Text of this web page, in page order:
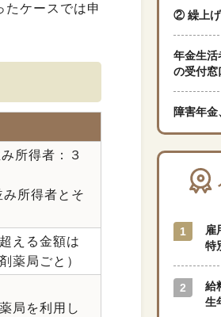
くらしすとにつ
協会事業案内
プライバシーポ
たケースでは申
所得者：３
み所得者とそ
える金額は
薬局ごと）
局を利用し
② 繰上げ
年金生活
の受付窓
障害年
雇
特
給
生